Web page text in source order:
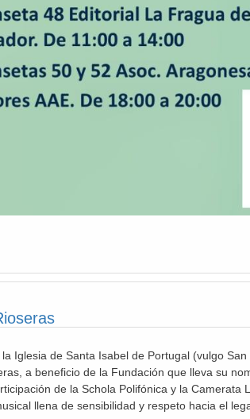
Iglesia de Santa Isabel de Portugal (vulgo
a beneficio de la Fundación que lleva su
de la Schola Polifónica y la Camerata
llena de sensibilidad y respeto hacia el